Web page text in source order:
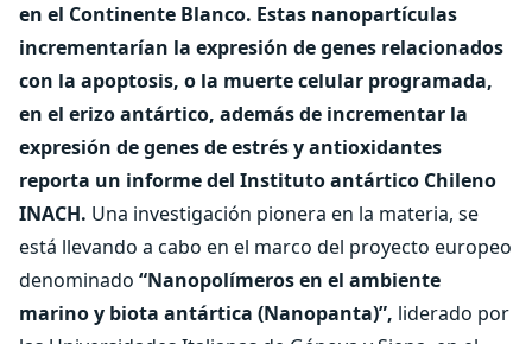
en el Continente Blanco. Estas nanopartículas
incrementarían la expresión de genes relacionados
con la apoptosis, o la muerte celular programada,
en el erizo antártico, además de incrementar la
expresión de genes de estrés y antioxidantes
reporta un informe del Instituto antártico Chileno
INACH. Una investigación pionera en la materia, se
está llevando a cabo en el marco del proyecto europeo
denominado “Nanopolímeros en el ambiente
marino y biota antártica (Nanopanta)”, liderado por